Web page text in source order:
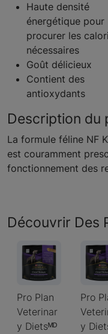
Haute densité
énergétique pour
procurer les
nécessaires
Goût délicieux
Contient des
antioxydants
Description du
La formule féline NF
est couramment
fonctionnement des
Découvrir Des
Pro Plan
Veterinar
y Dietsᴹᴰ
Pro
y